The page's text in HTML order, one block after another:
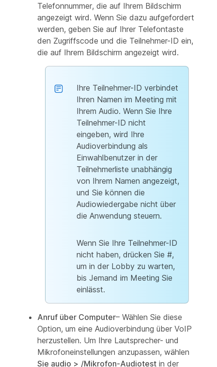
Telefonnummer, die auf Ihrem Bildschirm
angezeigt wird. Wenn Sie dazu aufgefordert
werden, geben Sie auf Ihrer Telefontaste
den Zugriffscode und die Teilnehmer-ID ein,
die auf Ihrem Bildschirm angezeigt wird.
Ihre Teilnehmer-ID verbindet
Ihren Namen im Meeting mit
Ihrem Audio. Wenn Sie Ihre
Teilnehmer-ID nicht
eingeben, wird Ihre
Audioverbindung als
Einwahlbenutzer in der
Teilnehmerliste unabhängig
von Ihrem Namen angezeigt,
und Sie können die
Audiowiedergabe nicht über
die Anwendung steuern.
Wenn Sie Ihre Teilnehmer-ID
nicht haben, drücken Sie #,
um in der Lobby zu warten,
bis Jemand im Meeting Sie
einlässt.
Anruf über Computer– Wählen Sie diese
Option, um eine Audioverbindung über VoIP
herzustellen. Um Ihre Lautsprecher- und
Mikrofoneinstellungen anzupassen, wählen
Sie audio > /Mikrofon-Audiotest in der